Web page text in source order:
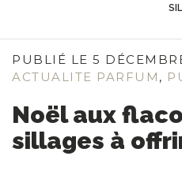
PUBLIÉ LE 5
ACTUALITE PARFUM ,
Noël aux
sillages à